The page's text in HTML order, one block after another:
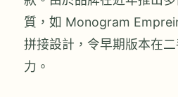
質，如 Monogram
拼接設計，令早期版本在二
力。